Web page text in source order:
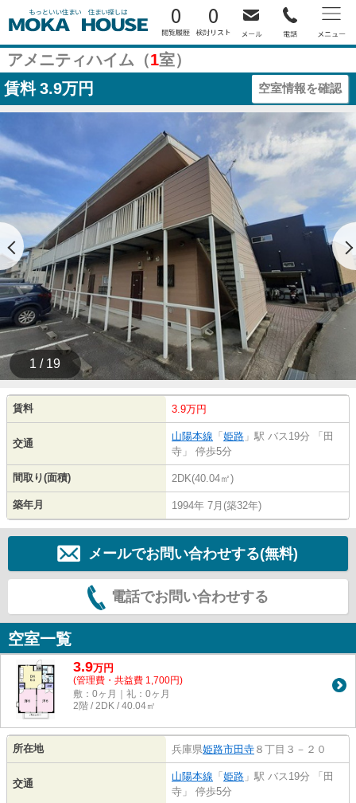
0 0
アメニティハイム（1室）
賃料 3.9万円 空室情報を確認
1 / 19
賃料 3.9万円
交通
山陽本線 「 姫路 」駅 バス19分 「田
寺」 停歩5分
間取り(面積) 2DK(40.04㎡)
築年月 1994年 7月(築32年)
メールでお問い合わせする(無料)
電話でお問い合わせする
空室一覧
3.9万円
(管理費・共益費 1,700円)
敷：0ヶ月｜礼：0ヶ月
2階 / 2DK / 40.04㎡
所在地 兵庫県姫路市田寺 ８丁目３－２０
交通
山陽本線 「 姫路 」駅 バス19分 「田
寺」 停歩5分